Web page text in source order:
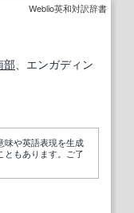
Weblio英和対訳辞書
部 、エンガディン
味や英語表現を生成
ともあります。ご了